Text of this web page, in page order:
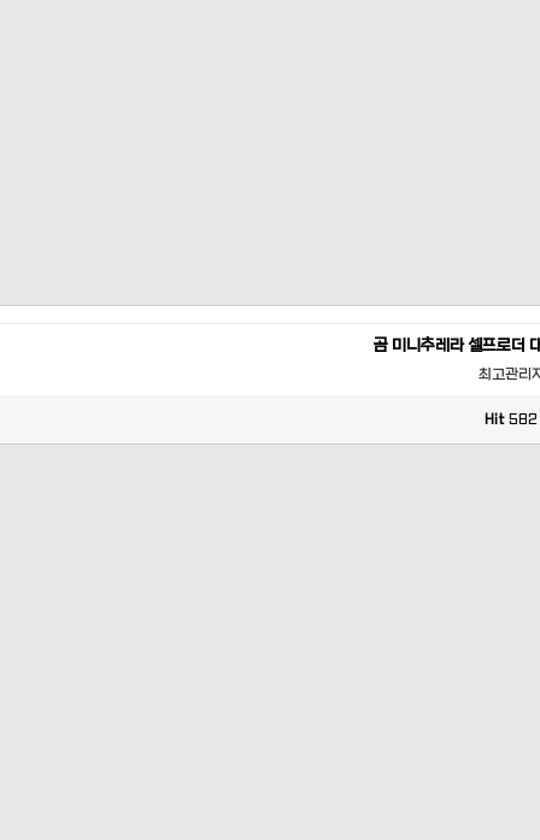
곰 미니추레라 셀프로더
최고관리
Hit 582